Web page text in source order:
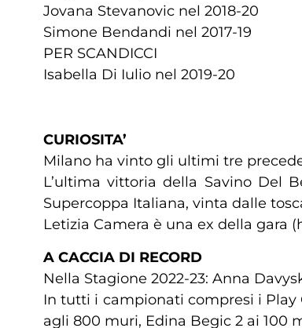
Jovana Stevanovic nel 2018-20
Simone Bendandi nel 2017-19
PER SCANDICCI
Isabella Di Iulio nel 2019-20
CURIOSITA’
Milano ha vinto gli ultimi tre
L’ultima vittoria della Savino Del
Supercoppa Italiana, vinta dalle
Letizia Camera è una ex della gara
A CACCIA DI RECORD
Nella Stagione 2022-23: Anna
In tutti i campionati compresi i Play
agli 800 muri, Edina Begic 2 ai 100